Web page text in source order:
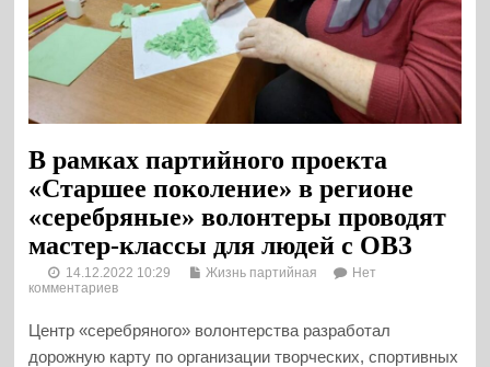
В рамках партийного проекта
«Старшее поколение» в регионе
«серебряные» волонтеры проводят
мастер-классы для людей с ОВЗ
14.12.2022 10:29 Жизнь партийная
Нет
комментариев
Центр «серебряного» волонтерства разработал
дорожную карту по организации творческих, спортивных